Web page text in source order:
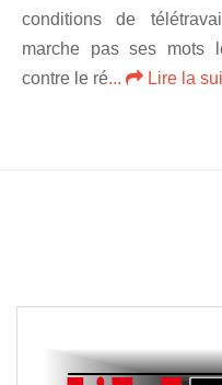
conditions de
marche pas ses mots
contre le ré... Lire la